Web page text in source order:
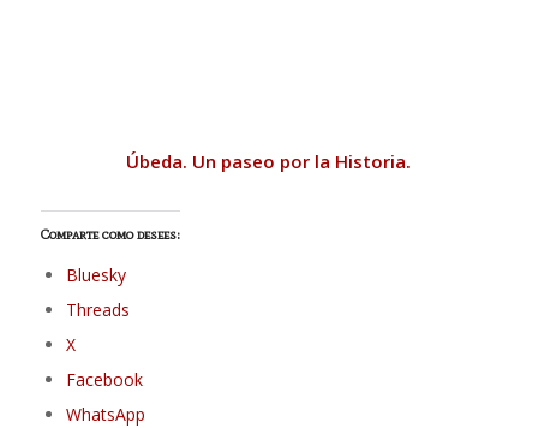
Úbeda. Un paseo por la Historia.
Comparte como desees:
Bluesky
Threads
X
Facebook
WhatsApp